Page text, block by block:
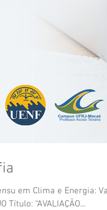
em Clima e Energia:
Título: “AVALIAÇÃO...